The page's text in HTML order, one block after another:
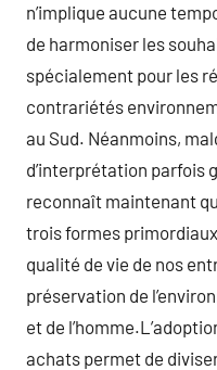
n’implique aucune
de harmoniser les
spécialement pour les
contrariétés
au Sud. Néanmoins,
d’interprétation parfois
reconnaît maintenant
trois formes
qualité de vie de nos
préservation de
et de
achats permet de